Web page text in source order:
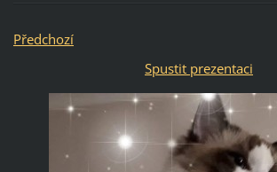
Předchozí
Spustit prezentaci